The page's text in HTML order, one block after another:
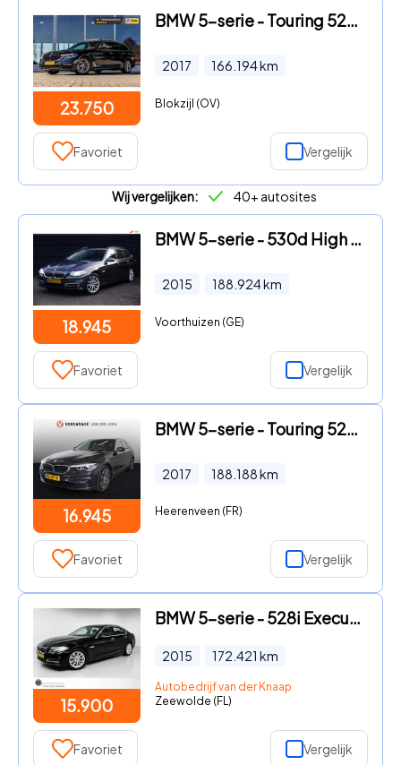
23.750
BMW 5-serie - Touring 520i High Executive M-Sport | Pano | Camera
2017 166.194km
Blokzijl (OV)
Favoriet Vergelijk
Wij vergelijken: 40+ autosites
18.945
BMW 5-serie - 530d High Executive | Pano | Trekhaak | Adapt. onderstel | G
2015 188.924km
Voorthuizen (GE)
Favoriet Vergelijk
16.945
BMW 5-serie - Touring 520d Executive | Automaat | Elec achterklep | Cruise
2017 188.188km
Heerenveen (FR)
Favoriet Vergelijk
15.900
BMW 5-serie - 528i Executive | Clima | Cruise | Multimedia/Navi | Leder |
2015 172.421 km
Autobedrijf van der Knaap
Zeewolde (FL)
Favoriet Vergelijk